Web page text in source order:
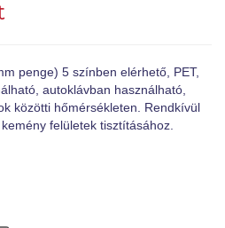
penge) 5 színben elérhető, PET,
autoklávban használható,
közötti hőmérsékleten. Rendkívül
felületek tisztításához.